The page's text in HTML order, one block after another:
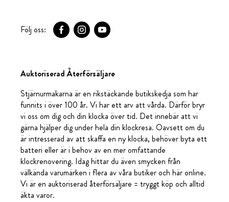
Följ oss:
Auktoriserad Återförsäljare
Stjärnurmakarna är en rikstäckande butikskedja som har
funnits i över 100 år. Vi har ett arv att vårda. Därför bryr
vi oss om dig och din klocka över tid. Det innebär att vi
gärna hjälper dig under hela din klockresa. Oavsett om du
är intresserad av att skaffa en ny klocka, behöver byta ett
batteri eller är i behov av en mer omfattande
klockrenovering. Idag hittar du även smycken från
välkända varumärken i flera av våra butiker och här online.
Vi är en auktoriserad återförsäljare = tryggt köp och alltid
äkta varor.